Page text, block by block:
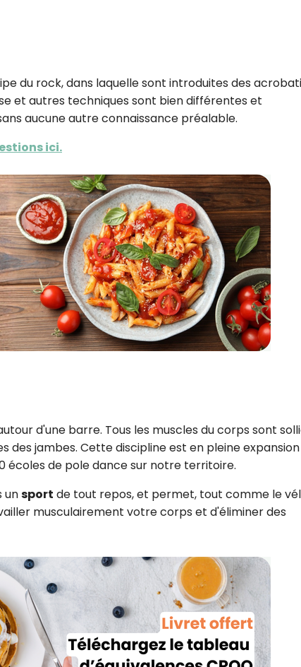
du rock, dans laquelle sont introduites des
et autres techniques sont bien différentes et
aucune autre connaissance préalable.
ici.
d'une barre. Tous les muscles du corps sont
des jambes. Cette discipline est en pleine
écoles de pole dance sur notre territoire.
unsport de tout repos, et permet, tout comme le
musculairement votre corps et d'éliminer des